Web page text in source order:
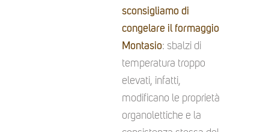
sconsigliamo di
congelare il formaggio
Montasio: sbalzi di
temperatura troppo
elevati, infatti,
modificano le proprietà
organolettiche e la